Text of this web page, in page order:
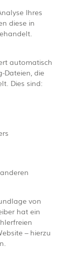
Ihres
diese in
automatisch
Dateien, die
Dies sind:
von
hat ein
– hierzu